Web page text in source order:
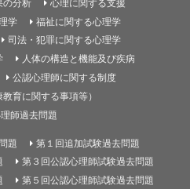
の分析
心理に関する支援
学
福祉に関する心理学
司法・犯罪に関する心理学
人体の構造と機能及び疾病
公認心理師に関する制度
育に関する事項等）
師過去問題
題
第１回追加試験過去問題
第３回公認心理師試験過去問題
第５回公認心理師試験過去問題